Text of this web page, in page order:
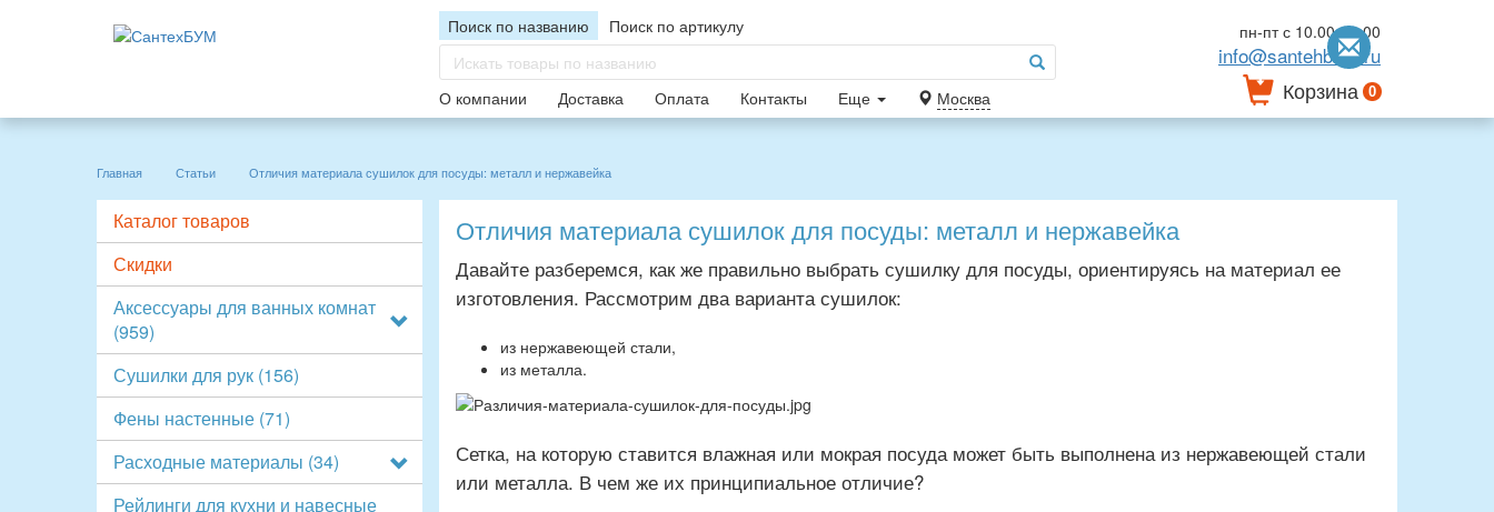
Поиск по названию Поиск по артикулу
О компании Доставка Оплата Контакты Еще Москва
пн-пт с 10.00-18.00
info@santehbum.ru
Корзина 0
Главная Статьи Отличия материала сушилок для посуды: металл и нержавейка
Каталог товаров
Скидки
Аксессуары для ванных комнат
(959)
Сушилки для рук (156)
Фены настенные (71)
Расходные материалы (34)
Рейлинги для кухни и навесные
Отличия материала сушилок для посуды: металл и нержавейка
Давайте разберемся, как же правильно выбрать сушилку для посуды, ориентируясь на материал ее
изготовления. Рассмотрим два варианта сушилок:
из нержавеющей стали,
из металла.
Сетка, на которую ставится влажная или мокрая посуда может быть выполнена из нержавеющей стали
или металла. В чем же их принципиальное отличие?